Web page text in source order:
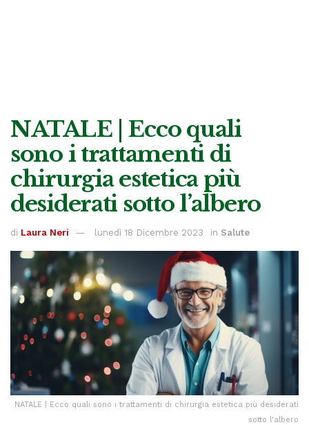
NATALE | Ecco quali
sono i trattamenti di
chirurgia estetica più
desiderati sotto l’albero
di Laura Neri lunedì 18 Dicembre 2023 in Salute
NATALE | Ecco quali sono i trattamenti di chirurgia estetica più desiderati
sotto l'albero